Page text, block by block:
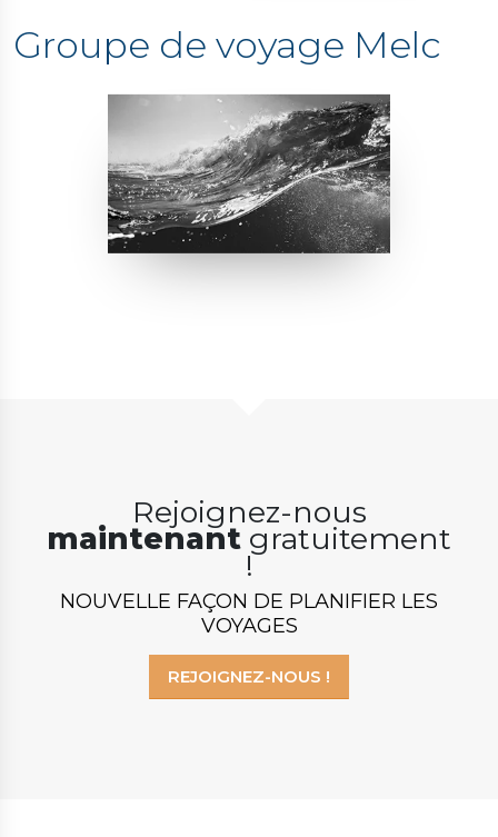
Groupe de voyage Melc
Rejoignez-nous
maintenant gratuitement
!
NOUVELLE FAÇON DE PLANIFIER LES
VOYAGES
REJOIGNEZ-NOUS !